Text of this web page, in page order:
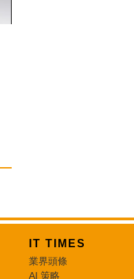
IT TIMES
業界頭條
AI 策略